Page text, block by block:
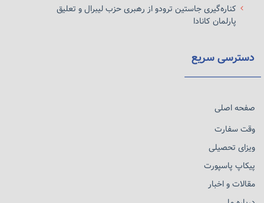
کناره‌گیری جاستین ترودو از رهبری حزب لیبرال و تعلیق
پارلمان کانادا
دسترسی سریع
صفحه اصلی
وقت سفارت
ویزای تحصیلی
پیکاپ پاسپورت
مقالات و اخبار